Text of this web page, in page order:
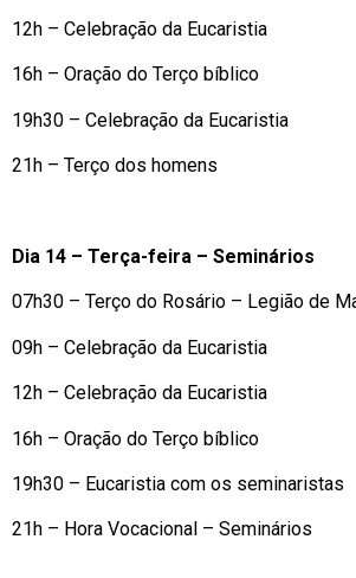
12h – Celebração da Eucaristia
16h – Oração do Terço bíblico
19h30 – Celebração da Eucaristia
21h – Terço dos homens
Dia 14 – Terça-feira – Seminários
07h30 – Terço do Rosário – Legião de
09h – Celebração da Eucaristia
12h – Celebração da Eucaristia
16h – Oração do Terço bíblico
19h30 – Eucaristia com os seminaristas
21h – Hora Vocacional – Seminários